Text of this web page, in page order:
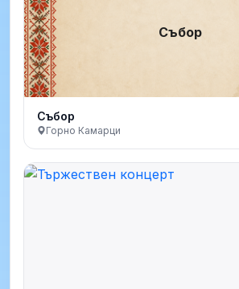
Събор
Събор
Горно Камарци